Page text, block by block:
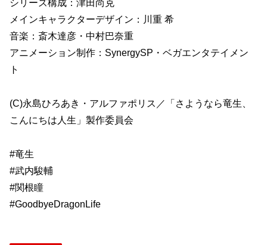
シリーズ構成：津田尚克
メインキャラクターデザイン：川重 希
音楽：斎木達彦・中村巴奈重
アニメーション制作：SynergySP・ベガエンタテイメン
ト
(C)永島ひろあき・アルファポリス／「さようなら竜生、
こんにちは人生」製作委員会
#竜生
#武内駿輔
#関根瞳
#GoodbyeDragonLife